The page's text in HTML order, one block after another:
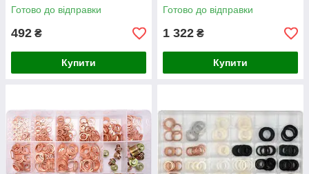
Готово до відправки
492 ₴
Купити
Готово до відправки
1 322 ₴
Купити